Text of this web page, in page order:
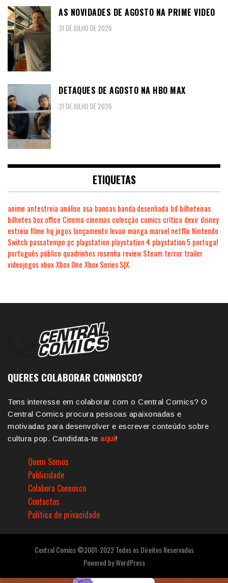
AS NOVIDADES DE AGOSTO NA PRIME VIDEO
31 DE JULHO DE 2026
DETAQUES DE AGOSTO NA HBO MAX
31 DE JULHO DE 2026
ETIQUETAS
anime antestreia análise asa bancas banda desenhada bd bilheteiras
bilhetes box office Cinema cinemas colecção comics crítica devir disney
estreia filme hq jogos lançamento levoir manga marvel netflix Nintendo
Switch passatempo pc playstation playstation 4 playstation 5 portugal
português público quadrinhos resenha review Steam terror trailer
videojogosxboxXbox One Xbox Series S|X
QUERES COLABORAR CONNOSCO?
Tens interesse em colaborar com o Central Comics? O
Central Comics procura pessoas apaixonadas e
motivadas para desenvolver e escrever conteúdo sobre
cultura pop. Candidata-te aqui!
Quem Somos
Publicidade
Colabora Connosco
Contactos
Política de privacidade
Central Comics ©2001-2022 Todos os Direitos Reservados
Powered byWordPress